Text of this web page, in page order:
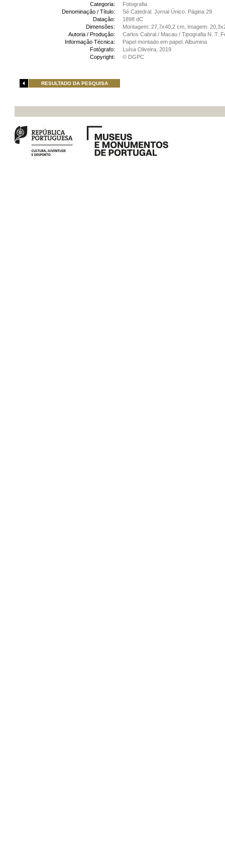
Categoria:
Fotografia
Denominação / Título:
Sé Catedral. Jornal Único. Página 29
Datação:
1898 dC
Dimensões:
Montagem: 27,7x40,2 cm, Imagem:
Autoria / Produção:
Carlos Cabral / Macau / Tipografia N. T.
Informação Técnica:
Papel montado em papel. Albumina
Fotógrafo:
Luísa Oliveira, 2019
Copyright:
© DGPC
RESULTADO DA PESQUISA